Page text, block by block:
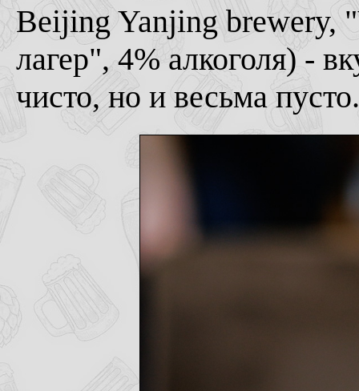
Beijing Yanjing brewery,
лагер", 4% алкоголя) -
чисто, но и весьма пусто.